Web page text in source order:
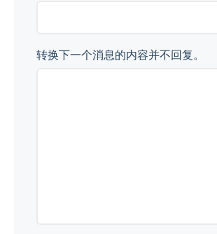
转换下一个消息的内容并不回复。